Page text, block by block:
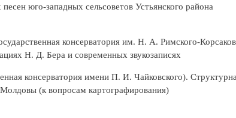
юго-западных сельсоветов Устьянского района
консерватория им. Н. А. Римского-
Н. Д. Бера и современных звукозаписях
консерватория имени П. И. Чайковского).
(к вопросам картографирования)